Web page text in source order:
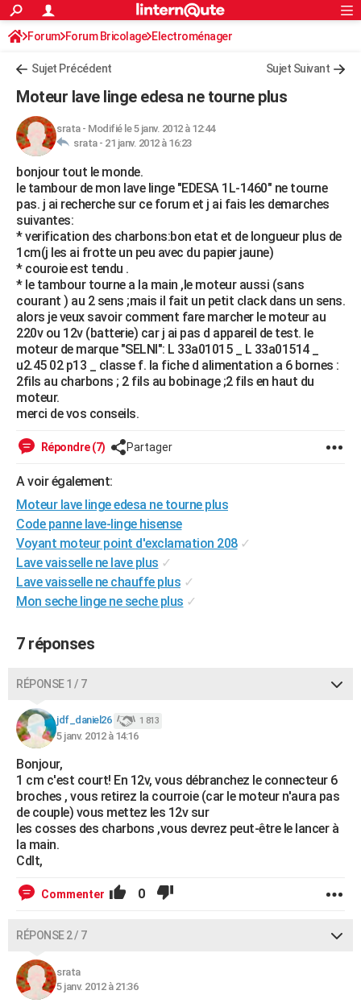
ACTUALITÉS
Politique
Société
Faits Divers
Education
Monde
Villes
+
FINANCE
Retraite
Impôts
Epargne
Immobilier
Risques naturels par ville
Banque
Assurance
Crédit
AUTO
Essais
Réserver un essai
Citadines
Berlines
SUV
Forum auto
+HIGH-TECH
Mobiles
Meilleur smartphone
Internet
Ordinateurs
Jeux vidéo
Guide high-tech
+BRICOLAGE
Forum
Aménagement intérieur
Extérieur
Cuisine
Salle de bains
Jardinage
Rangement
WEEK-END
Guides de France
Escapades
Patrimoine
Expositions
Musées
Week-end nature
LIFESTYLE
Art de vivre
Bien-être
Loisirs
ModeModes de vie
SANTE
Alimentation
Guide de la santé
Maladies
Médicaments
Sommeil
VOYAGE
Destinations
City break
Voyage nature
Voyage de noces
Forum
Climat
+PHOTO
GUIDES D'ACHAT
BONS PLANS
CARTE DE VOEUX
Carte de Noël
Carte Bonne année
Carte Saint-Valentin
Carte Pâques
Carte d'anniversaire
DICTIONNAIRE
Dictionnaire
Biographies
Citations
Expressions
Proverbes
PROGRAMME TV
COPAINS D'AVANT
S'inscrire
Se connecter
Lycées
Collèges
Primaires
Universités
Entreprises
Service militaire
Avis de recherche
AVIS DE DÉCÈS
FORUM
S'inscrire
Connexion
Forum Forum Bricolage Electroménager
Sujet Précédent Sujet Suivant
Moteur lave linge edesa ne tourne plus
srata- Modifié le 5 janv. 2012 à 12:44
srata - 21 janv. 2012 à 16:23
bonjour tout le monde.
le tambour de mon lave linge "EDESA 1L-1460" ne tourne
pas. j ai recherche sur ce forum et j ai fais les demarches
suivantes:
* verification des charbons:bon etat et de longueur plus de
1cm(j les ai frotte un peu avec du papier jaune)
* couroie est tendu .
* le tambour tourne a la main ,le moteur aussi (sans
courant ) au 2 sens ;mais il fait un petit clack dans un sens.
alors je veux savoir comment fare marcher le moteur au
220v ou 12v (batterie) car j ai pas d appareil de test. le
moteur de marque "SELNI": L 33a01015 _ L 33a01514 _
u2.45 02 p13 _ classe f. la fiche d alimentation a 6 bornes :
2fils au charbons ; 2 fils au bobinage ;2 fils en haut du
moteur.
merci de vos conseils.
Répondre (7) Partager
A voir également:
Moteur lave linge edesa ne tourne plus
Code panne lave-linge hisense
Voyant moteur point d'exclamation 208 ✓
Lave vaisselle ne lave plus ✓
Lave vaisselle ne chauffe plus ✓
Mon seche linge ne seche plus ✓
7 réponses
RÉPONSE 1 / 7
jdf_daniel26 1 813
5 janv. 2012 à 14:16
Bonjour,
1 cm c'est court! En 12v, vous débranchez le connecteur 6
broches , vous retirez la courroie (car le moteur n'aura pas
de couple) vous mettez les 12v sur
les cosses des charbons ,vous devrez peut-être le lancer à
la main.
Cdlt,
Commenter 0
RÉPONSE 2 / 7
srata
5 janv. 2012 à 21:36